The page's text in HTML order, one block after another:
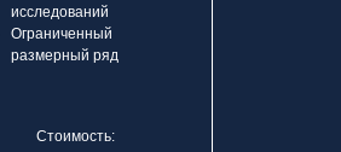
Стоимость:
исследований
Ограниченный
размерный ряд